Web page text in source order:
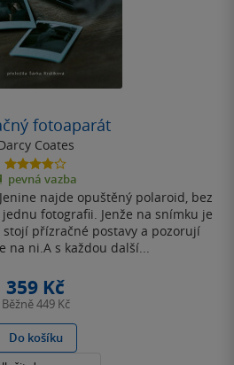
fotoaparát
Coates
3.8
z
5
hvězdiček
pevná vazba
Jenine najde opuštěný polaroid, bez
fotografii. Jenže na snímku je
přízračné postavy a pozorují
na ni.A s každou další...
359 Kč
Běžně449 Kč
Do košíku